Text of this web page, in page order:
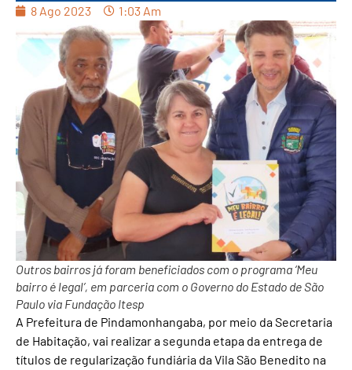
8 Ago 2023 1:03 Am
Outros bairros já foram beneficiados com o programa ‘Meu
bairro é legal’, em parceria com o Governo do Estado de São
Paulo via Fundação Itesp
A Prefeitura de Pindamonhangaba, por meio da Secretaria
de Habitação, vai realizar a segunda etapa da entrega de
títulos de regularização fundiária da Vila São Benedito na